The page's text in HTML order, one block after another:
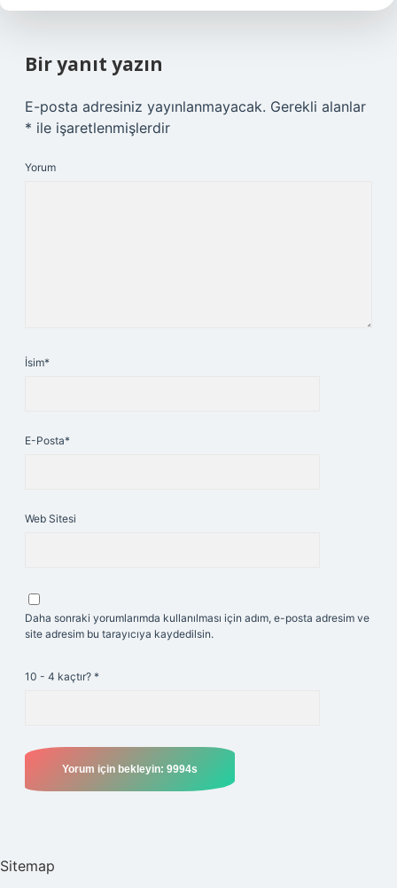
Bir yanıt yazın
E-posta adresiniz yayınlanmayacak. Gerekli alanlar
* ile işaretlenmişlerdir
Yorum
İsim*
E-Posta*
Web Sitesi
Daha sonraki yorumlarımda kullanılması için adım, e-posta adresim ve
site adresim bu tarayıcıya kaydedilsin.
10 - 4 kaçtır? *
Sitemap